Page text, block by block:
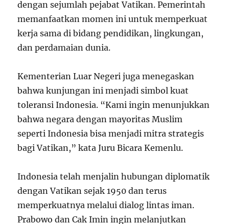
dengan sejumlah pejabat Vatikan. Pemerintah
memanfaatkan momen ini untuk memperkuat
kerja sama di bidang pendidikan, lingkungan,
dan perdamaian dunia.
Kementerian Luar Negeri juga menegaskan
bahwa kunjungan ini menjadi simbol kuat
toleransi Indonesia. “Kami ingin menunjukkan
bahwa negara dengan mayoritas Muslim
seperti Indonesia bisa menjadi mitra strategis
bagi Vatikan,” kata Juru Bicara Kemenlu.
Indonesia telah menjalin hubungan diplomatik
dengan Vatikan sejak 1950 dan terus
memperkuatnya melalui dialog lintas iman.
Prabowo dan Cak Imin ingin melanjutkan